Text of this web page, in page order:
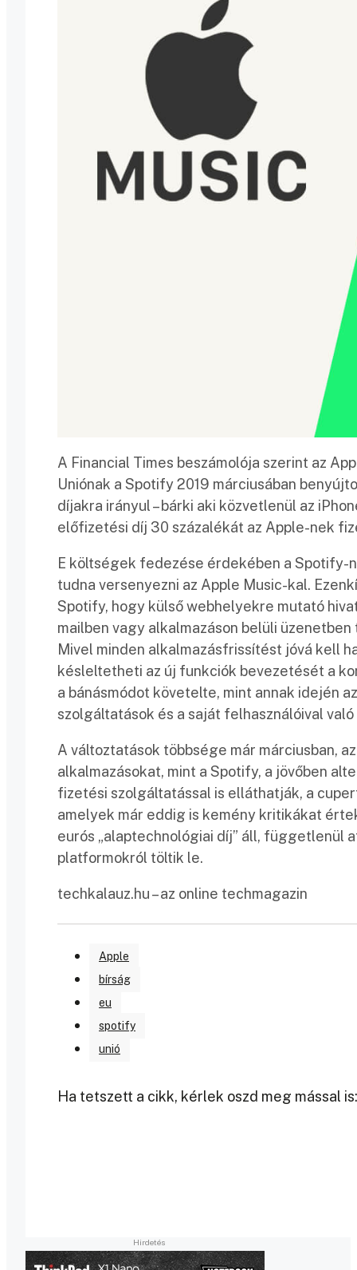
A Financial Times beszámolója szerint az
Uniónak a Spotify 2019 márciusában
díjakra irányul – bárki aki közvetlenül az
előfizetési díj 30 százalékát az Apple-nek
E költségek fedezése érdekében a Spotify-
tudna versenyezni az Apple Music-kal.
Spotify, hogy külső webhelyekre mutató
mailben vagy alkalmazáson belüli
Mivel minden alkalmazásfrissítést jóvá kell
késleltetheti az új funkciók bevezetését a
a bánásmódot követelte, mint annak idején
szolgáltatások és a saját felhasználóival
A változtatások többsége már márciusban,
alkalmazásokat, mint a Spotify, a jövőben
fizetési szolgáltatással is elláthatják, a
amelyek már eddig is kemény kritikákat
eurós „alaptechnológiai díj” áll, függetlenül
platformokról töltik le.
techkalauz.hu – az online techmagazin
Apple
bírság
eu
spotify
unió
Ha tetszett a cikk, kérlek oszd meg mással is: